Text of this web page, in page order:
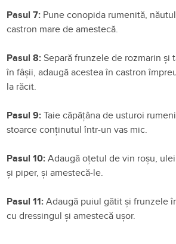
Pasul 7: Pune conopida rumenită,
castron mare de amestecă.
Pasul 8:Separă frunzele de rozmarin și
în fâșii, adaugă acestea în castron
la răcit.
Pasul 9:Taie căpățâna de usturoi
stoarce conținutul într-un vas mic.
Pasul 10:Adaugă oțetul de vin roșu,
și piper, și amestecă-le.
Pasul 11:Adaugă puiul gătit și frunzele
cu dressingul și amestecă ușor.